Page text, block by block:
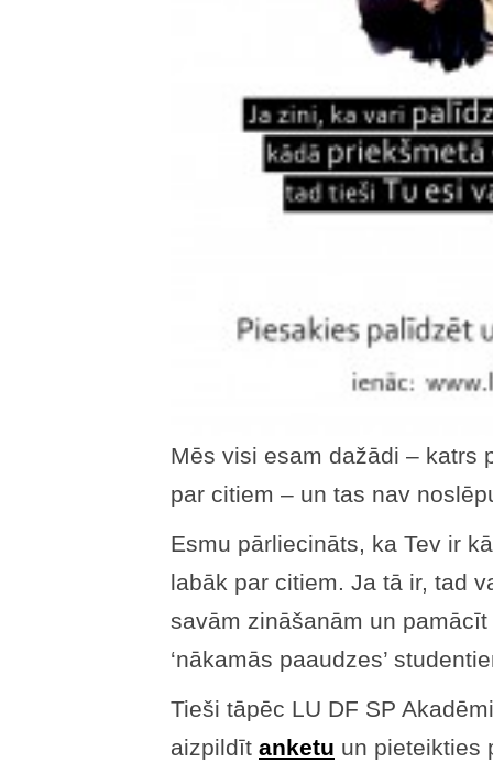
Mēs visi esam dažādi – katrs
par citiem – un tas nav
Esmu pārliecināts, ka Tev ir
labāk par citiem. Ja tā ir, tad
savām zināšanām un
‘nākamās paaudzes’
Tieši tāpēc LU DF SP
aizpildīt anketu un pieteikties